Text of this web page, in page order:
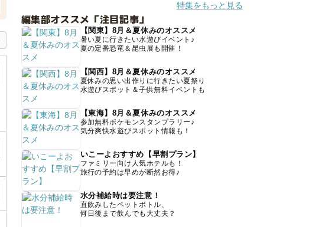
特集をもっと見る
編集部オススメ「注目記事」
【関東】8月＆夏休みのオススメ
暑い夏に行きたい水遊びイベント♪
夏の定番恐竜＆昆虫展も開催！
【関西】8月＆夏休みのオススメ
夏休みの思い出作りに行きたい夏祭り
水遊びスポット＆子供無料イベントも
【東海】8月＆夏休みのオススメ
参加無料ポケモンスタンプラリー♪
気分爽快水遊びスポット情報も！
いこーよおすすめ【早割プラン】
ファミリー向け人気ホテルも！
旅行の予約は早めが断然お得♪
水分補給時は要注意！
直飲みしたペットボトル、
何日後まで飲んでも大丈夫？